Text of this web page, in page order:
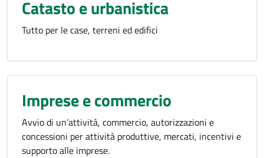
Catasto e urbanistica
Tutto per le case, terreni ed edifici
Imprese e commercio
Avvio di un’attività, commercio, autorizzazioni e
concessioni per attività produttive, mercati, incentivi e
supporto alle imprese.